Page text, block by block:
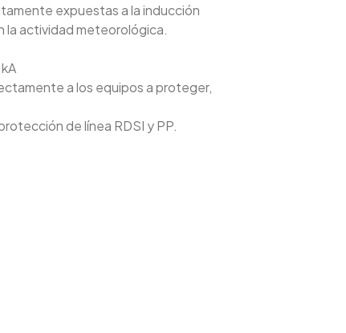
expuestas a la inducción
la actividad meteorológica.
a los equipos a proteger,
de línea RDSI y PP.